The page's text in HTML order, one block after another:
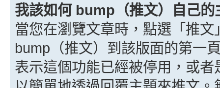
我該如何 bump（推文）自己的
當您在瀏覽文章時，點選「推
bump（推文）到該版面的第一
表示這個功能已經被停用，或